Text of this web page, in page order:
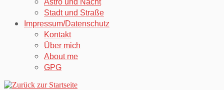
Astro und Nacht
Stadt und Straße
Impressum/Datenschutz
Kontakt
Über mich
About me
GPG